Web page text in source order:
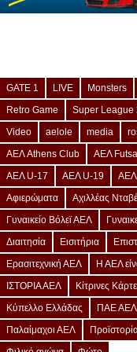
GATE 1 LIVE Monsters
Retro Game
Super League
Video
aelole media
ΑΕΛ Athens Club
ΑΕΛ Futsal
ΑΕΛ U-17
ΑΕΛ U-19
ΑΕΛ
Αφιερώματα
Αχιλλέας
Γυναικείο Βόλεϊ ΑΕΛ
Διαιτησία
Εισιτήρια
Ερασιτεχνική ΑΕΛ
Η ΑΕΛ
ΙΣΤΟΡΙΑ ΑΕΛ
Κίτρινες
Κύπελλο Ελλάδας
ΠΑΕ ΑΕΛ
Παλαίμαχοι ΑΕΛ